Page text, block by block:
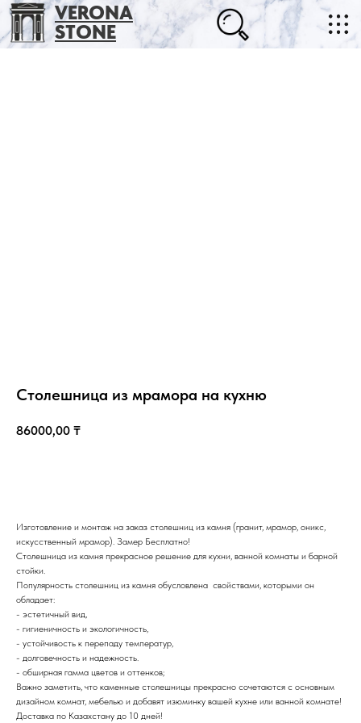
VERONA
STONE
Казахстан, Алматы, ул Султана Бейбарыса, 32
Столешница из мрамора на кухню
86000,00 ₸
Изготовление и монтаж на заказ столешниц из камня (гранит, мрамор, оникс,
искусственный мрамор). Замер Бесплатно!
Столешница из камня прекрасное решение для кухни, ванной комнаты и барной
стойки.
Популярность столешниц из камня обусловлена свойствами, которыми он
обладает:
- эстетичный вид,
- гигиеничность и экологичность,
- устойчивость к перепаду температур,
- долговечность и надежность.
- обширная гамма цветов и оттенков;
Важно заметить, что каменные столешницы прекрасно сочетаются с основным
дизайном комнат, мебелью и добавят изюминку вашей кухне или ванной комнате!
Доставка по Казахстану до 10 дней!